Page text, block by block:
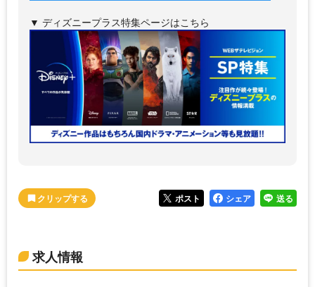
▼ ディズニープラス特集ページはこちら
ポスト シェア 送る
求人情報